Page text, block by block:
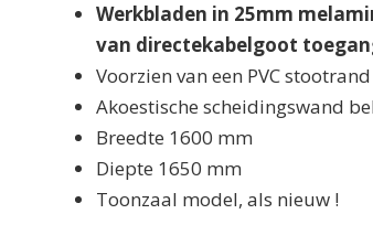
Werkbladen in 25mm
van directekabelgoot
Voorzien van een PVC
Akoestische scheidingswand
Breedte 1600 mm
Diepte 1650 mm
Toonzaal model, als nieuw !